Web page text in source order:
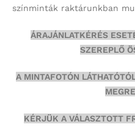
színminták raktárunkban
ÁRAJÁNLATKÉRÉS
SZEREPLŐ
A MINTAFOTÓN
KÉRJÜK A VÁLASZTOTT